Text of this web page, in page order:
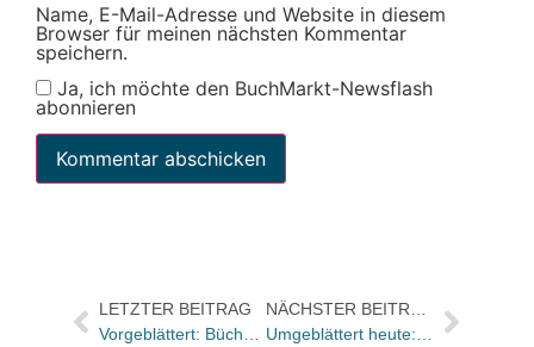
Name, E-Mail-Adresse und Website in diesem
Browser für meinen nächsten Kommentar
speichern.
Ja, ich möchte den BuchMarkt-Newsflash
abonnieren
LETZTER BEITRAG